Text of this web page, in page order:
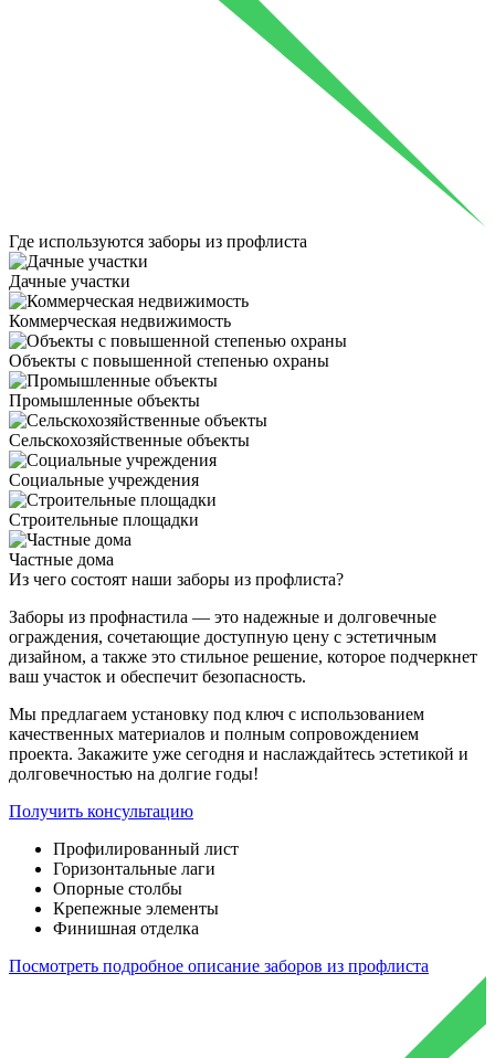
Где используются заборы из профлиста
Дачные участки
Коммерческая недвижимость
Объекты с повышенной степенью охраны
Промышленные объекты
Сельскохозяйственные объекты
Социальные учреждения
Строительные площадки
Частные дома
Из чего состоят наши заборы из профлиста?
Заборы из профнастила — это надежные и долговечные
ограждения, сочетающие доступную цену с эстетичным
дизайном, а также это стильное решение, которое подчеркнет
ваш участок и обеспечит безопасность.
Мы предлагаем установку под ключ с использованием
качественных материалов и полным сопровождением
проекта. Закажите уже сегодня и наслаждайтесь эстетикой и
долговечностью на долгие годы!
Получить консультацию
Профилированный лист
Горизонтальные лаги
Опорные столбы
Крепежные элементы
Финишная отделка
Посмотреть подробное описание заборов из профлиста